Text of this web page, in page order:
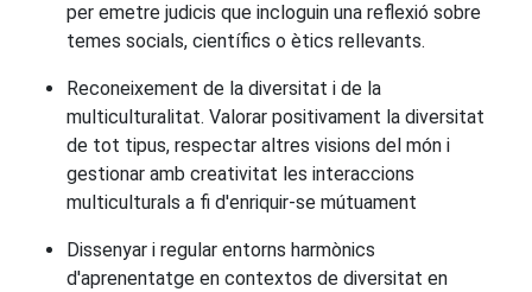
per emetre judicis que incloguin una reflexió sobre
temes socials, científics o ètics rellevants.
Reconeixement de la diversitat i de la
multiculturalitat. Valorar positivament la diversitat
de tot tipus, respectar altres visions del món i
gestionar amb creativitat les interaccions
multiculturals a fi d'enriquir-se mútuament
Dissenyar i regular entorns harmònics
d'aprenentatge en contextos de diversitat en